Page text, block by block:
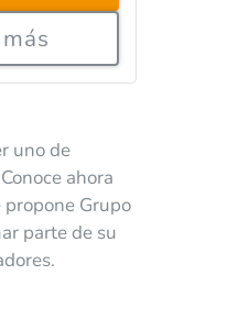
uno de
ahora
Grupo
parte de su